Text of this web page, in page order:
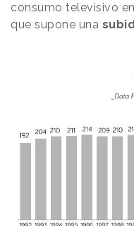
consumo televisivo
que supone una